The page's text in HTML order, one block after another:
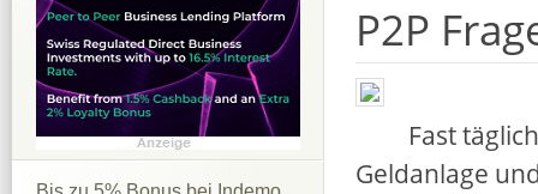
P2P
Fast
Geldanlage